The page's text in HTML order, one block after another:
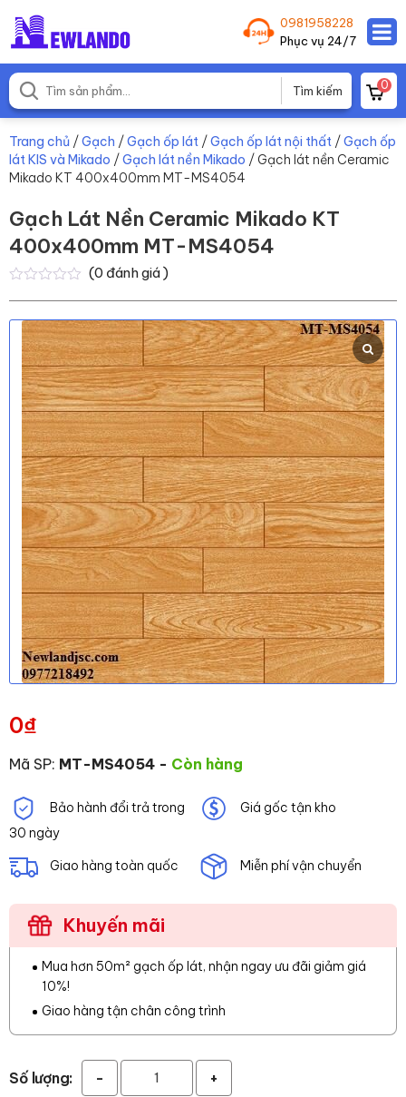
0981958228
Phục vụ 24/7
0
Trang chủ /Gạch /Gạch ốp lát /Gạch ốp lát nội thất /Gạch ốp
lát KIS và Mikado /Gạch lát nền Mikado / Gạch lát nền Ceramic
Mikado KT 400x400mm MT-MS4054
Gạch Lát Nền Ceramic Mikado KT
400x400mm MT-MS4054
5
dựa
trên
đánh
giá
(0 đánh giá )
0₫
Mã SP: MT-MS4054 - Còn hàng
Bảo hành đổi trả trong
30 ngày
Giá gốc tận kho
Giao hàng toàn quốc Miễn phí vận chuyển
Khuyến mãi
Mua hơn 50m² gạch ốp lát, nhận ngay ưu đãi giảm giá
10%!
Giao hàng tận chân công trình
Số lượng: - +